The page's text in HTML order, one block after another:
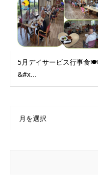
5月デイサービス行事食🍽
&#x...
月を選択